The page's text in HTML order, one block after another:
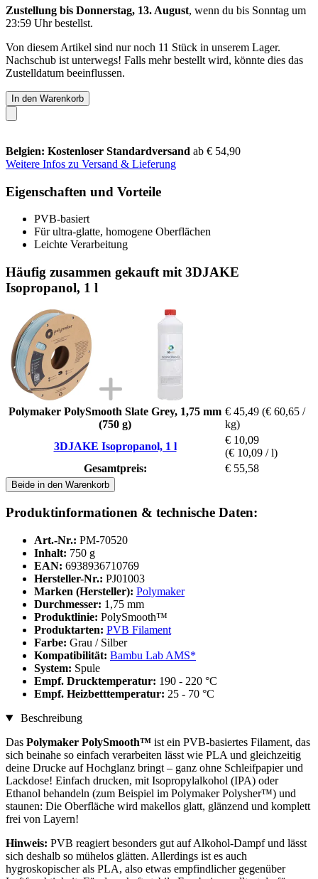
Zustellung bis Donnerstag, 13. August, wenn du bis Sonntag um
23:59 Uhrbestellst.
Von diesem Artikel sind nur noch 11 Stück in unserem Lager.
Nachschub ist unterwegs! Falls mehr bestellt wird, könnte dies das
Zustelldatum beeinflussen.
In den Warenkorb
Belgien: Kostenloser Standardversand ab € 54,90
Weitere Infos zu Versand & Lieferung
Eigenschaften und Vorteile
PVB-basiert
Für ultra-glatte, homogene Oberflächen
Leichte Verarbeitung
Häufig zusammen gekauft mit 3DJAKE
Isopropanol, 1 l
Polymaker PolySmooth Slate Grey, 1,75 mm
(750 g)
€ 45,49 (€ 60,65 /
kg)
3DJAKE Isopropanol, 1 l
€ 10,09
(€ 10,09 / l)
Gesamtpreis:
€ 55,58
Beide in den Warenkorb
Produktinformationen & technische Daten:
Art.-Nr.: PM-70520
Inhalt: 750 g
EAN: 6938936710769
Hersteller-Nr.: PJ01003
Marken (Hersteller): Polymaker
Durchmesser: 1,75 mm
Produktlinie: PolySmooth™
Produktarten: PVB Filament
Farbe: Grau / Silber
Kompatibilität: Bambu Lab AMS*
System: Spule
Empf. Drucktemperatur: 190 - 220 °C
Empf. Heizbetttemperatur: 25 - 70 °C
Beschreibung
Das Polymaker PolySmooth™ ist ein PVB-basiertes Filament, das
sich beinahe so einfach verarbeiten lässt wie PLA und gleichzeitig
deine Drucke auf Hochglanz bringt – ganz ohne Schleifpapier und
Lackdose! Einfach drucken, mit Isopropylalkohol (IPA) oder
Ethanol behandeln (zum Beispiel im Polymaker Polysher™) und
staunen: Die Oberfläche wird makellos glatt, glänzend und komplett
frei von Layern!
Hinweis: PVB reagiert besonders gut auf Alkohol-Dampf und lässt
sich deshalb so mühelos glätten. Allerdings ist es auch
hygroskopischer als PLA, also etwas empfindlicher gegenüber